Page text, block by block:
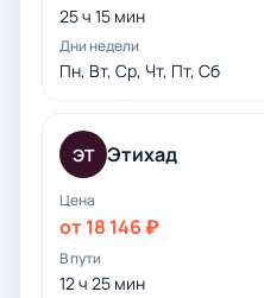
25 ч 15 мин
Пн, Вт, Ср, Чт, Пт, Сб
ЭТ Этихад
от 18 146 ₽
12 ч 25 мин